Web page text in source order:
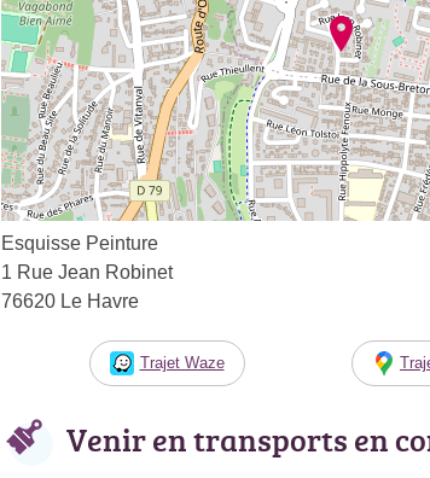
Esquisse Peinture
1 Rue Jean Robinet
76620 Le Havre
Trajet Waze
Venir en transports en